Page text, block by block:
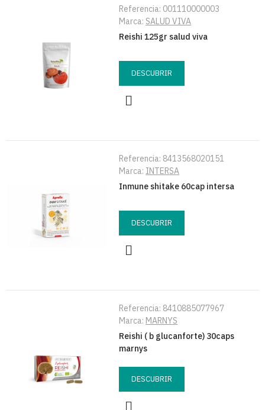
Referencia: 001110000003
Marca: SALUD VIVA
Reishi 125gr salud viva
DESCUBRIR
Referencia: 8413568020151
Marca: INTERSA
Inmune shitake 60cap intersa
DESCUBRIR
Referencia: 8410885077967
Marca: MARNYS
Reishi ( b glucanforte) 30caps
marnys
DESCUBRIR